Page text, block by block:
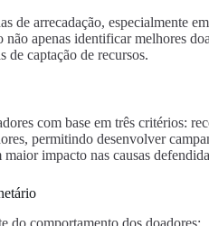
de arrecadação,
apenas identificar melhores
de captação de recursos.
com base em três critérios:
permitindo desenvolver
impacto nas causas
do comportamento dos doadores: